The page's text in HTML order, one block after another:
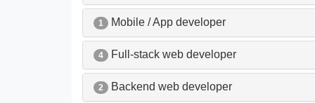
1 Mobile / App developer
4 Full-stack web developer
2 Backend web developer